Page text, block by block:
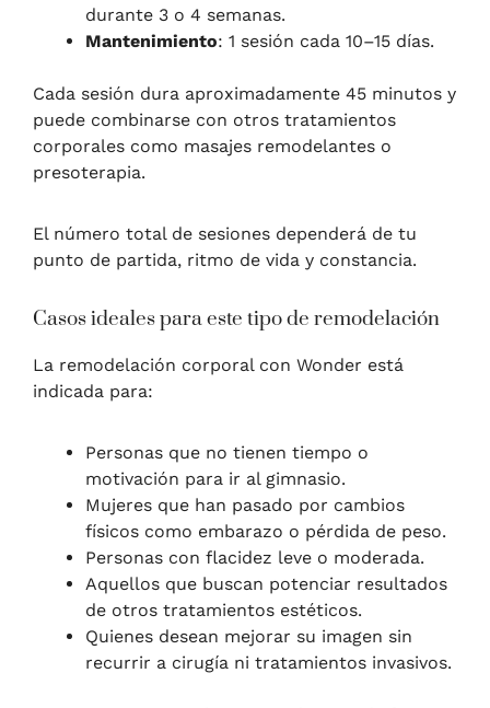
durante 3 o 4 semanas.
Mantenimiento: 1 sesión cada 10–15 días.
Cada sesión dura aproximadamente 45 minutos y
puede combinarse con otros tratamientos
corporales como masajes remodelantes o
presoterapia.
El número total de sesiones dependerá de tu
punto de partida, ritmo de vida y constancia.
Casos ideales para este tipo de remodelación
La remodelación corporal con Wonder está
indicada para:
Personas que no tienen tiempo o
motivación para ir al gimnasio.
Mujeres que han pasado por cambios
físicos como embarazo o pérdida de peso.
Personas con flacidez leve o moderada.
Aquellos que buscan potenciar resultados
de otros tratamientos estéticos.
Quienes desean mejorar su imagen sin
recurrir a cirugía ni tratamientos invasivos.